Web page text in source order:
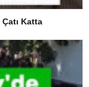
Katta